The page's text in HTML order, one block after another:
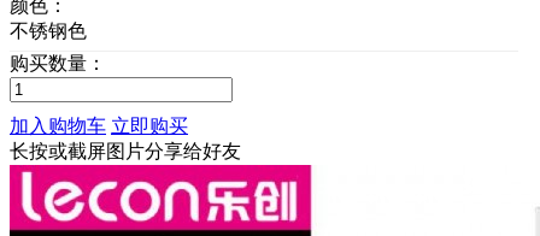
颜色：
不锈钢色
购买数量：
加入购物车 立即购买
长按或截屏图片分享给好友